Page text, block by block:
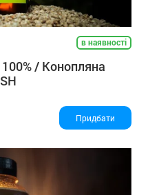
в наявності
/ Конопляна
Придбати